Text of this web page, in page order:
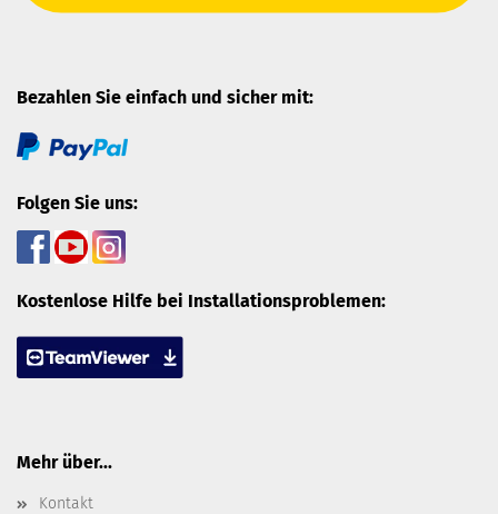
Bezahlen Sie einfach und sicher mit:
Folgen Sie uns:
Kostenlose Hilfe bei Installationsproblemen:
Mehr über...
Kontakt